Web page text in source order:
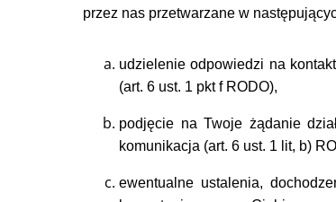
przez nas przetwarzane w
udzielenie odpowiedzi na
(art. 6 ust. 1 pkt f RODO),
podjęcie na Twoje żądanie
komunikacja (art. 6 ust. 1 lit, b)
ewentualne ustalenia,